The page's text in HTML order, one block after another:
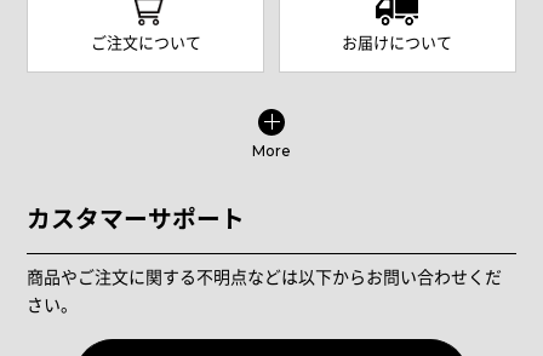
ご注文について お届けについて
More
カスタマーサポート
商品やご注文に関する不明点などは以下からお問い合わせくだ
さい。